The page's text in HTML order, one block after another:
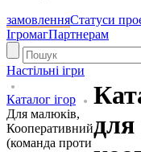
замовленняСтатуси
ІгромагПартнерам
Настільні ігри
Каталог ігор
Для малюків,
Кооперативний
(команда проти